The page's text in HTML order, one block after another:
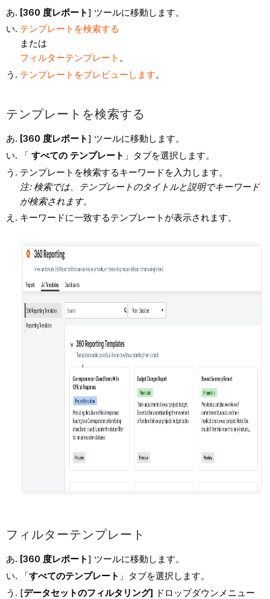
[360 度レポート ] ツールに移動します。
テンプレートを検索する
または
フィルターテンプレート 。
テンプレートをプレビューします。
テンプレートを検索する
[360 度レポート ] ツールに移動します。
「 すべての テンプレート 」タブを選択します。
テンプレートを検索するキーワードを入力します。
注: 検索では、テンプレートのタイトルと説明でキーワード
が検索されます。
キーワードに一致するテンプレートが表示されます。
フィルターテンプレート
[360 度レポート ] ツールに移動します。
「すべてのテンプレート 」タブを選択します。
[データセットのフィルタリング] ドロップダウンメニュー